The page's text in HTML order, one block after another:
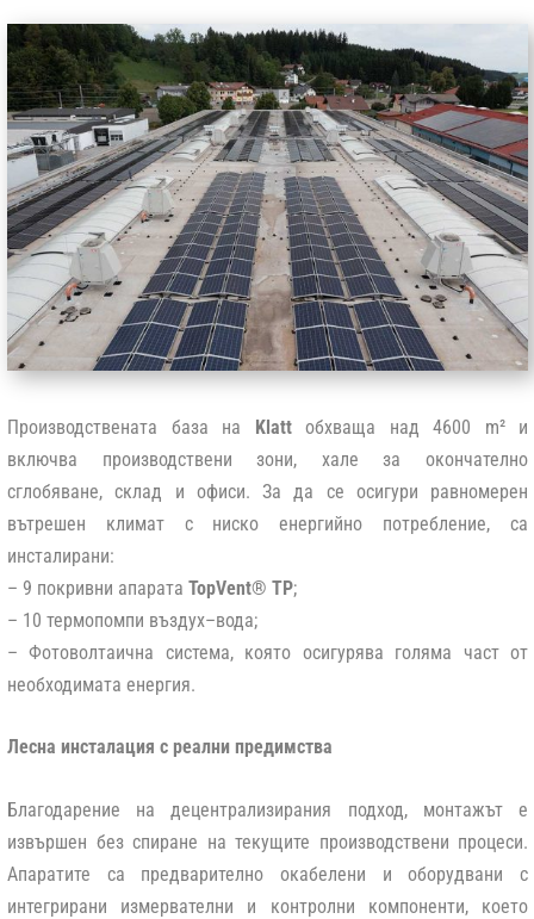
Производствената база на Klattобхваща над 4600 m² и
включва производствени зони, хале за окончателно
сглобяване, склад и офиси. За да се осигури равномерен
вътрешен климат с ниско енергийно потребление, са
инсталирани:
– 9 покривни апарата TopVent® TP;
– 10 термопомпи въздух–вода;
– Фотоволтаична система, която осигурява голяма част от
необходимата енергия.
Лесна инсталация с реални предимства
Благодарение на децентрализирания подход, монтажът е
извършен без спиране на текущите производствени процеси.
Апаратите са предварително окабелени и оборудвани с
интегрирани измервателни и контролни компоненти, което